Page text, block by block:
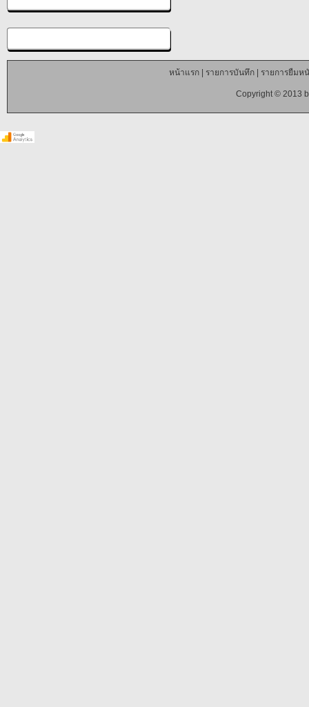
หน้าแรก| รายการบันทึก| รายการยืมห
Copyright © 2013